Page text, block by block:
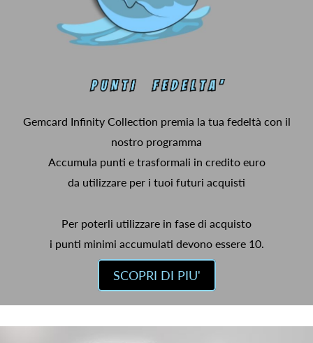
Gemcard Infinity Collection premia la tua fedeltà con il
nostro programma
Accumula punti e trasformali in credito euro
da utilizzare per i tuoi futuri acquisti
Per poterli utilizzare in fase di acquisto
i punti minimi accumulati devono essere 10.
SCOPRI DI PIU'